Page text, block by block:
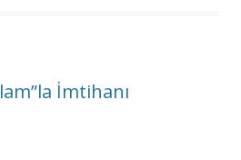
İmtihanı